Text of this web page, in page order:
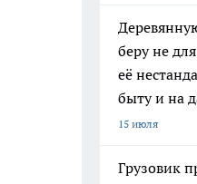
беру не
её
быту и на
15 июля
Грузовик